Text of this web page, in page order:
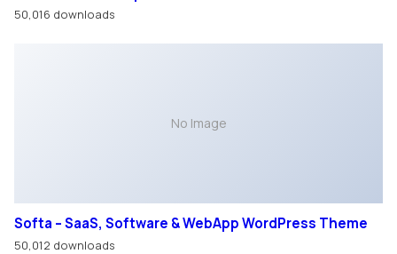
50,016 downloads
No Image
Softa – SaaS, Software & WebApp WordPress Theme
50,012 downloads